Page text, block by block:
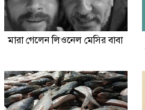
মারা গেলেন লিওনেল মেসির বাবা